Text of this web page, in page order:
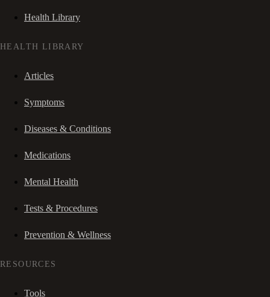
Health Library
HEALTH LIBRARY
Articles
Symptoms
Diseases & Conditions
Medications
Mental Health
Tests & Procedures
Prevention & Wellness
RESOURCES
Tools